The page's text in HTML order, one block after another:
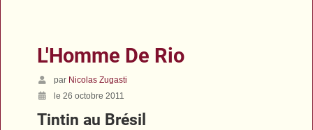
L'Homme De Rio
par Nicolas Zugasti
le 26 octobre 2011
Tintin au Brésil